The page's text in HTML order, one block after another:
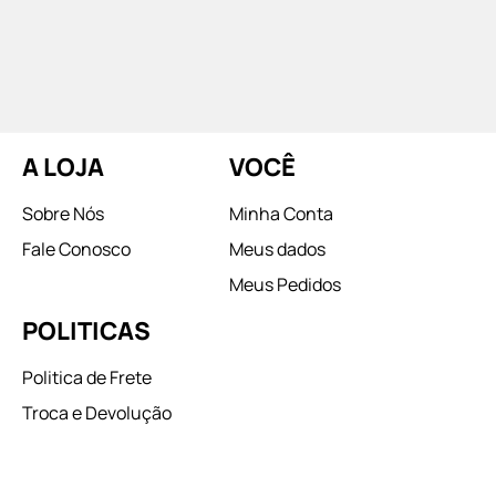
A LOJA
Sobre Nós
Fale Conosco
VOCÊ
Minha Conta
Meus dados
Meus Pedidos
POLITICAS
Politica de Frete
Troca e Devolução